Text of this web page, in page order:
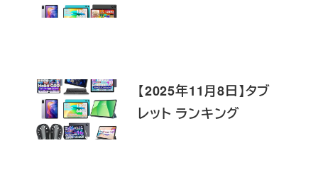
【2025年11月8日】タブ
レット ランキング